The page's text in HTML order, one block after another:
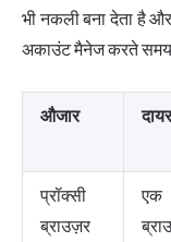
भी नकली बना देता है
अकाउंट मैनेज करते समय
औजार
प्रॉक्सी
ब्राउज़र
एक